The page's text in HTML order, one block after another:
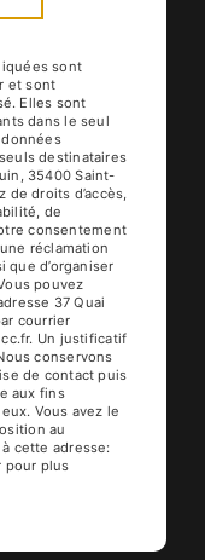
sont
et sont
Elles sont
dans le seul
destinataires
35400 Saint-
de droits d’accès,
de
consentement
réclamation
que d’organiser
pouvez
37 Quai
courrier
Un justificatif
conservons
de contact puis
aux fins
Vous avez le
au
cette adresse:
pour plus